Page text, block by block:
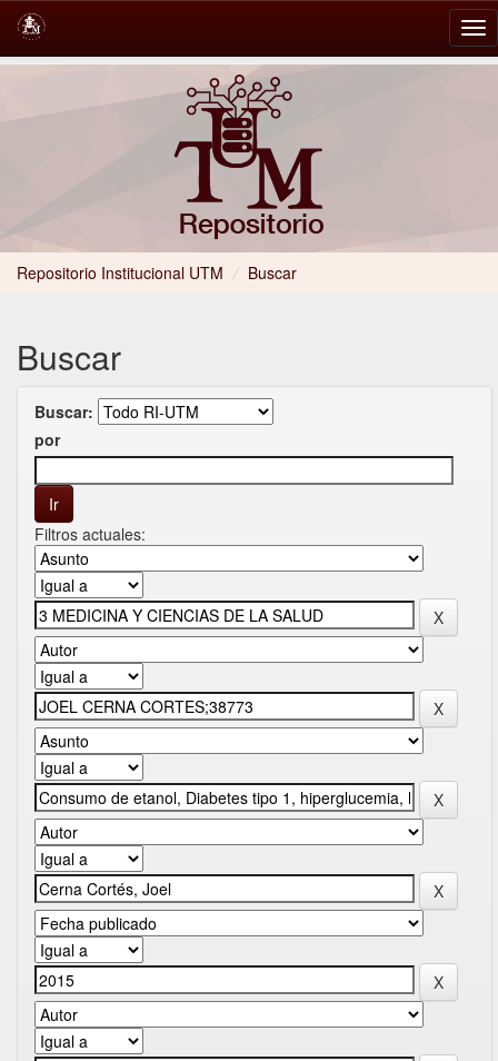
Repositorio Institucional UTM / Buscar
Buscar
Buscar:
por
Filtros actuales: